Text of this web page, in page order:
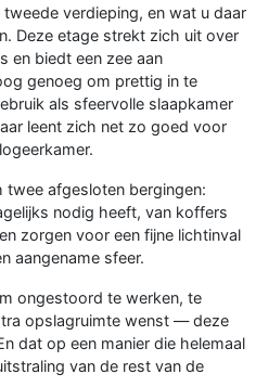
verdieping, en wat u daar
Deze etage strekt zich uit over
en biedt een zee aan
genoeg om prettig in te
als sfeervolle slaapkamer
leent zich net zo goed voor
twee afgesloten bergingen:
nodig heeft, van koffers
zorgen voor een fijne lichtinval
aangename sfeer.
ongestoord te werken, te
opslagruimte wenst — deze
dat op een manier die helemaal
van de rest van de